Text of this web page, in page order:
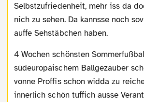
Selbstzufriedenheit, mehr iss da
nich zu sehen. Da kannsse noch
auffe Sehstäbchen haben.
4 Wochen schönsten Sommerfußball mit
südeuropäischem Ballgezauber
vonne Proffis schon widda zu
innerlich schön tuffich ausse